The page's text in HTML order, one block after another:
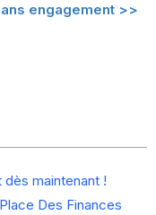
engagement >>
maintenant !
Des Finances